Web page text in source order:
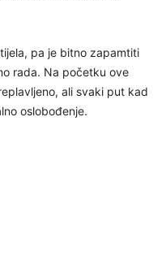
pa je bitno zapamtiti
rada. Na početku ove
ali svaki put kad
oslobođenje.